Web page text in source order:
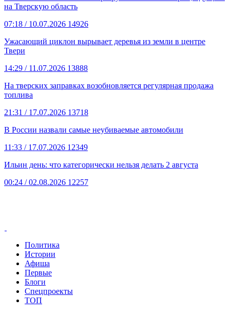
на Тверскую область
07:18 / 10.07.2026 14926
Ужасающий циклон вырывает деревья из земли в центре
Твери
14:29 / 11.07.2026 13888
На тверских заправках возобновляется регулярная продажа
топлива
21:31 / 17.07.2026 13718
В России назвали самые неубиваемые автомобили
11:33 / 17.07.2026 12349
Ильин день: что категорически нельзя делать 2 августа
00:24 / 02.08.2026 12257
Политика
Истории
Афиша
Первые
Блоги
Спецпроекты
ТОП